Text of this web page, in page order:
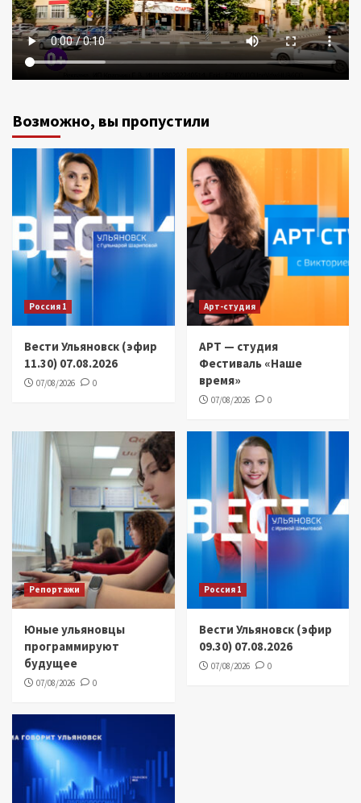
Возможно, вы пропустили
Россия 1
Вести Ульяновск (эфир
11.30) 07.08.2026
07/08/2026 0
Арт-студия
АРТ — студия
Фестиваль «Наше
время»
07/08/2026 0
Репортажи
Юные ульяновцы
программируют
будущее
07/08/2026 0
Россия 1
Вести Ульяновск (эфир
09.30) 07.08.2026
07/08/2026 0